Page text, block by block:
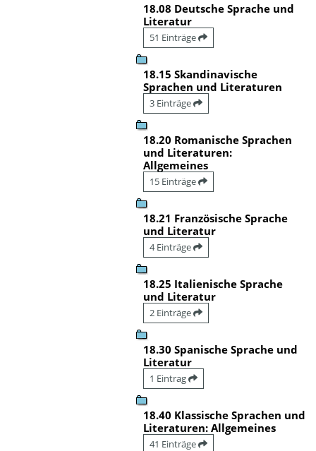
18.08 Deutsche Sprache und
Literatur
51 Einträge
18.15 Skandinavische
Sprachen und Literaturen
3 Einträge
18.20 Romanische Sprachen
und Literaturen:
Allgemeines
15 Einträge
18.21 Französische Sprache
und Literatur
4 Einträge
18.25 Italienische Sprache
und Literatur
2 Einträge
18.30 Spanische Sprache und
Literatur
1 Eintrag
18.40 Klassische Sprachen und
Literaturen: Allgemeines
41 Einträge